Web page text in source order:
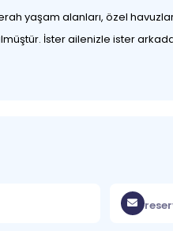
yaşam alanları, özel
İster ailenizle ister